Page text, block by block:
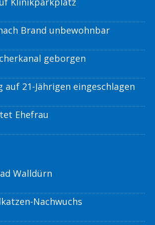
Brand unbewohnbar
geborgen
auf 21-Jährigen eingeschlagen
Ehefrau
Walldürn
Nachwuchs